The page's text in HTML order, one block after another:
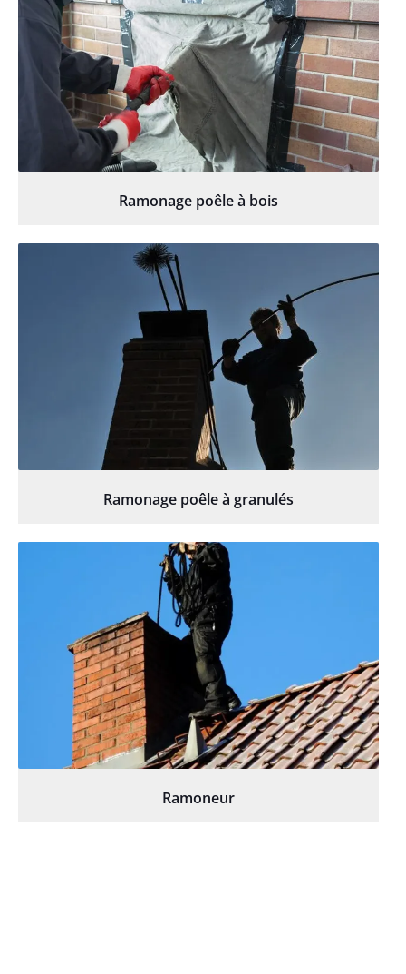
Ramonage poêle à bois
Ramonage poêle à granulés
Ramoneur